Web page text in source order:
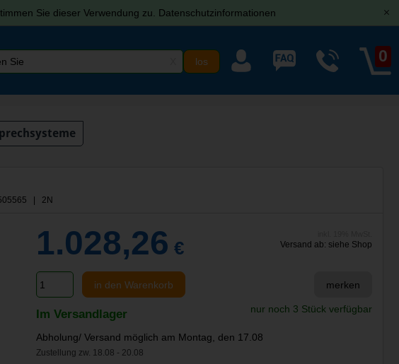
Sie dieser Verwendung zu. Datenschutzinformationen [x]
0
| 2N
1.028,26 € Versand ab: siehe Shop
in den Warenkorb merken
Im Versandlager nur noch 3 Stück verfügbar
Abholung/ Versand möglich am Montag, den 17.08
Zustellung zw. 18.08 - 20.08